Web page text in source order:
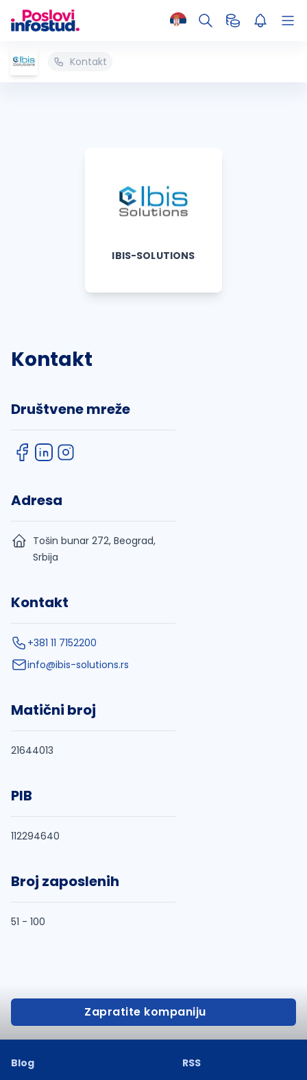
Kontakt
IBIS-SOLUTIONS
Kontakt
Društvene mreže
Adresa
Tošin bunar 272, Beograd,
Srbija
Kontakt
+381 11 7152200
info@ibis-solutions.rs
Matični broj
21644013
PIB
112294640
Broj zaposlenih
51 - 100
Zapratite kompaniju
Blog
RSS